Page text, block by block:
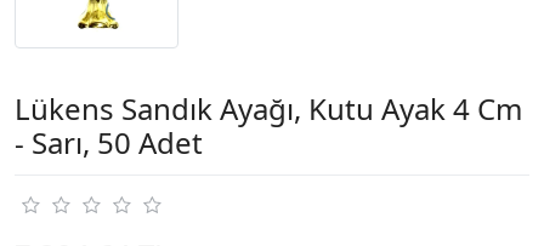
Lükens Sandık Ayağı, Kutu Ayak 4 Cm
- Sarı, 50 Adet